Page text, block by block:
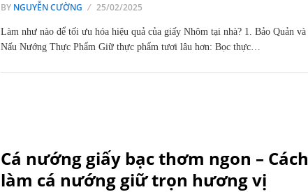
BY NGUYỄN CƯỜNG 25/02/2025
Làm như nào để tối ưu hóa hiệu quả của giấy Nhôm tại nhà? 1. Bảo Quản và
Nấu Nướng Thực Phẩm Giữ thực phẩm tươi lâu hơn: Bọc thực…
Cá nướng giấy bạc thơm ngon – Cách
làm cá nướng giữ trọn hương vị